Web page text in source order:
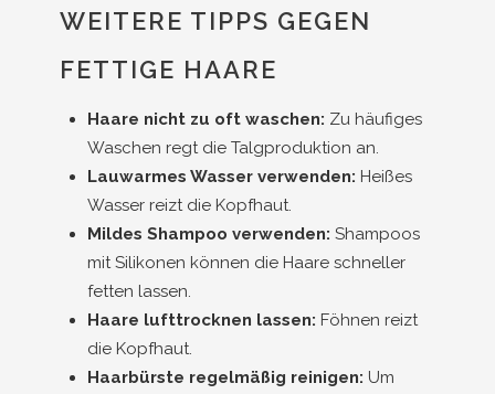
WEITERE TIPPS GEGEN
FETTIGE HAARE
Haare nicht zu oft waschen: Zu häufiges
Waschen regt die Talgproduktion an.
Lauwarmes Wasser verwenden: Heißes
Wasser reizt die Kopfhaut.
Mildes Shampoo verwenden: Shampoos
mit Silikonen können die Haare schneller
fetten lassen.
Haare lufttrocknen lassen: Föhnen reizt
die Kopfhaut.
Haarbürste regelmäßig reinigen: Um